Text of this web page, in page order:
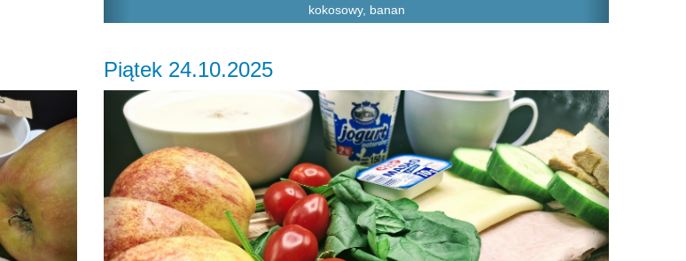
kokosowy, banan
Piątek 24.10.2025
Previous Next